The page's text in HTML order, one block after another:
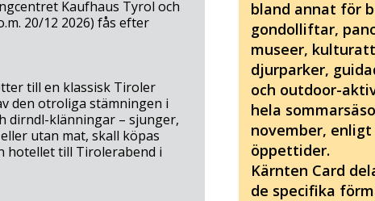
Kaufhaus Tyrol och
20/12 2026) fås efter
till en klassisk Tiroler
den otroliga stämningen i
dirndl-klänningar – sjunger,
utan mat, skall köpas
hotellet till Tirolerabend i
bland annat för
gondolliftar,
museer,
djurparker,
och outdoor-
hela
november,
öppettider.
Kärnten Card
de specifika